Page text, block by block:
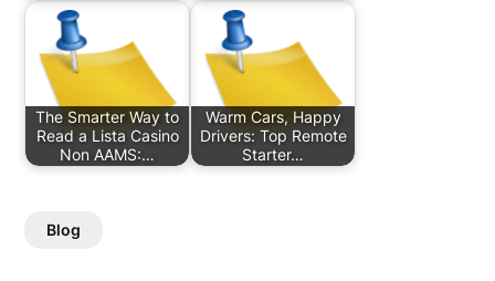
The Smarter Way to
Read a Lista Casino
Non AAMS:…
Warm Cars, Happy
Drivers: Top Remote
Starter…
Blog